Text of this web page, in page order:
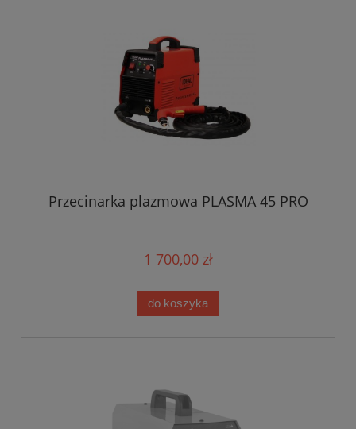
Przecinarka plazmowa PLASMA 45 PRO
1 700,00 zł
do koszyka